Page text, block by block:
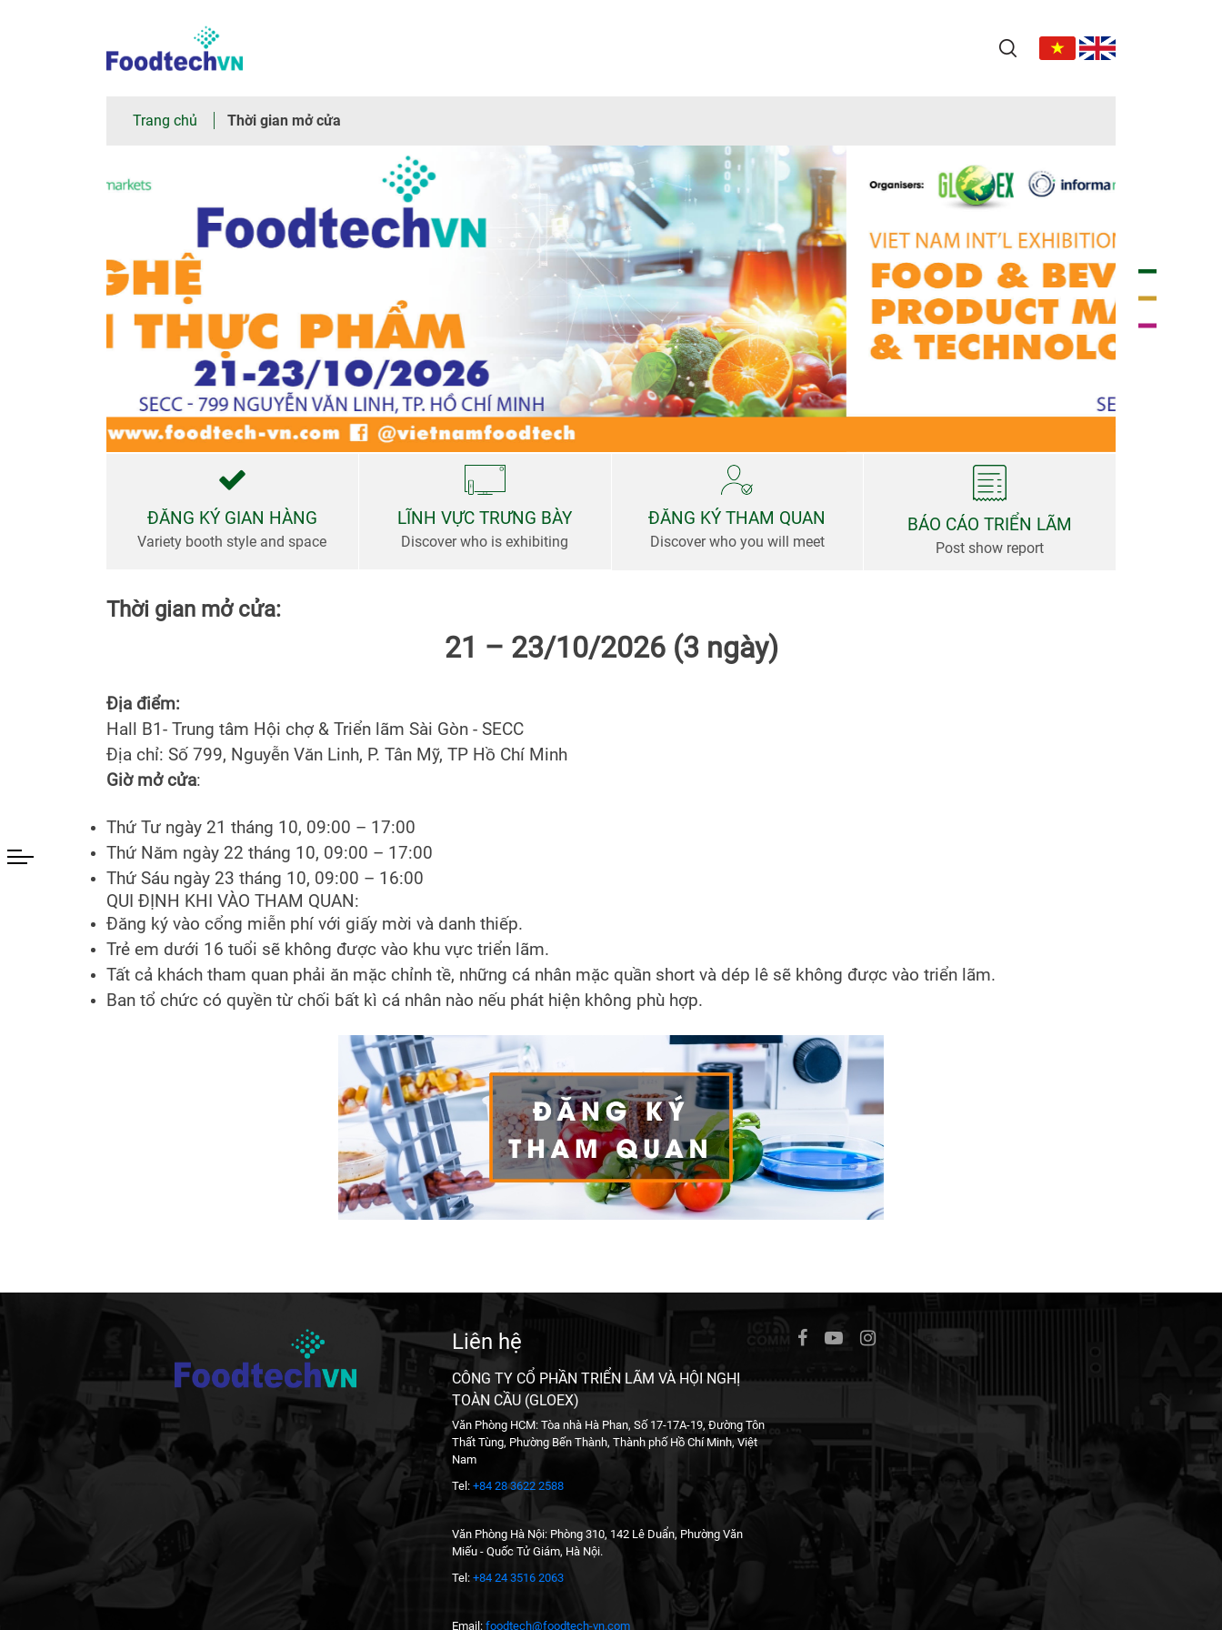
Tham
Truyền
Trang chủ Thời gian mở cửa
ĐĂNG KÝ GIAN HÀNG
Variety booth style and space
LĨNH VỰC TRƯNG BÀY
Discover who is exhibiting
ĐĂNG KÝ THAM QUAN
Discover who you will meet
BÁO CÁO TRIỂN LÃM
Post show report
Thời gian mở cửa:
21 – 23/10/2026 (3 ngày)
Địa điểm:
Hall B1- Trung tâm Hội chợ & Triển lãm Sài Gòn - SECC
Địa chỉ: Số 799, Nguyễn Văn Linh, P. Tân Mỹ, TP Hồ Chí Minh
Giờ mở cửa:
Thứ Tư ngày 21 tháng 10, 09:00 – 17:00
Thứ Năm ngày 22 tháng 10, 09:00 – 17:00
Thứ Sáu ngày 23 tháng 10, 09:00 – 16:00
QUI ĐỊNH KHI VÀO THAM QUAN:
Đăng ký vào cổng miễn phí với giấy mời và danh thiếp.
Trẻ em dưới 16 tuổi sẽ không được vào khu vực triển lãm.
Tất cả khách tham quan phải ăn mặc chỉnh tề, những cá nhân mặc quần short và dép lê sẽ không được vào triển lãm.
Ban tổ chức có quyền từ chối bất kì cá nhân nào nếu phát hiện không phù hợp.
Liên hệ
CÔNG TY CỔ PHẦN TRIỂN LÃM VÀ HỘI NGHỊ
TOÀN CẦU (GLOEX)
Văn Phòng HCM: Tòa nhà Hà Phan, Số 17-17A-19, Đường Tôn
Thất Tùng, Phường Bến Thành, Thành phố Hồ Chí Minh, Việt
Nam
Tel: +84 28 3622 2588
Văn Phòng Hà Nội: Phòng 310, 142 Lê Duẩn, Phường Văn
Miếu - Quốc Tử Giám, Hà Nội.
Tel: +84 24 3516 2063
Email: foodtech@foodtech-vn.com